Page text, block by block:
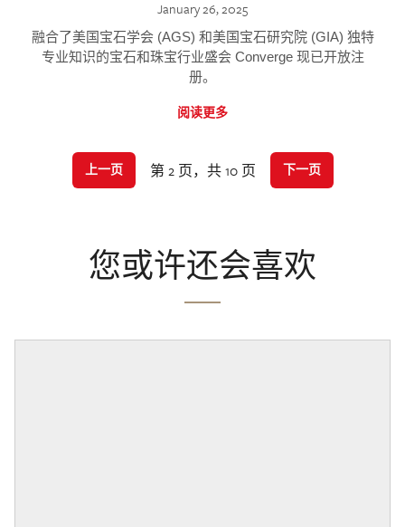
January 26, 2025
融合了美国宝石学会 (AGS) 和美国宝石研究院 (GIA) 独特
专业知识的宝石和珠宝行业盛会 Converge 现已开放注
册。
阅读更多
上一页 第 2 页，共 10 页 下一页
您或许还会喜欢